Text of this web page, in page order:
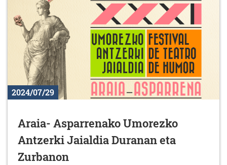
2024/07/29
Araia- Asparrenako Umorezko
Antzerki Jaialdia Duranan eta
Zurbanon